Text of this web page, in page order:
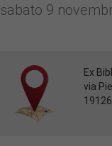
sabato 9
Ex
via